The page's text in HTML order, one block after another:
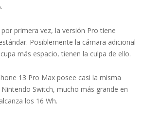
primera vez, la versión Pro tiene
Posiblemente la cámara adicional
más espacio, tienen la culpa de ello.
13 Pro Max posee casi la misma
Switch, mucho más grande en
los 16 Wh.